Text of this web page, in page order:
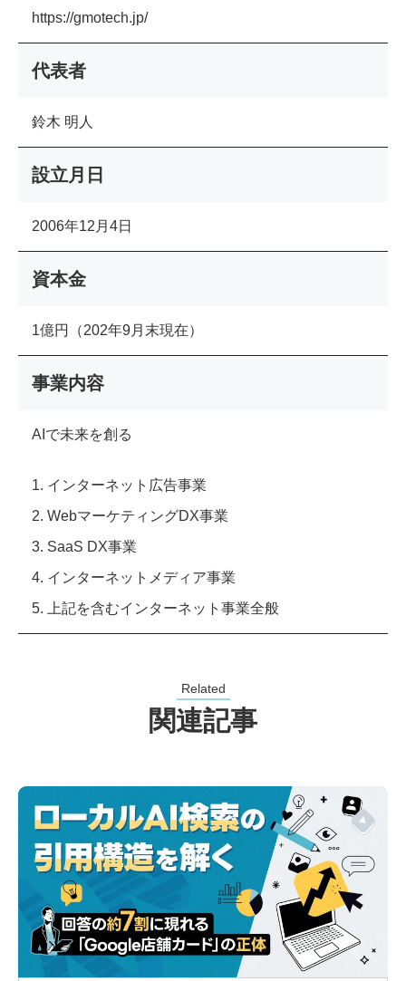
https://gmotech.jp/
代表者
鈴木 明人
設立月日
2006年12月4日
資本金
1億円（202年9月末現在）
事業内容
AIで未来を創る
1. インターネット広告事業
2. WebマーケティングDX事業
3. SaaS DX事業
4. インターネットメディア事業
5. 上記を含むインターネット事業全般
Related
関連記事